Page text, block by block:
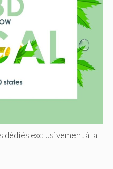
dédiés exclusivement à la